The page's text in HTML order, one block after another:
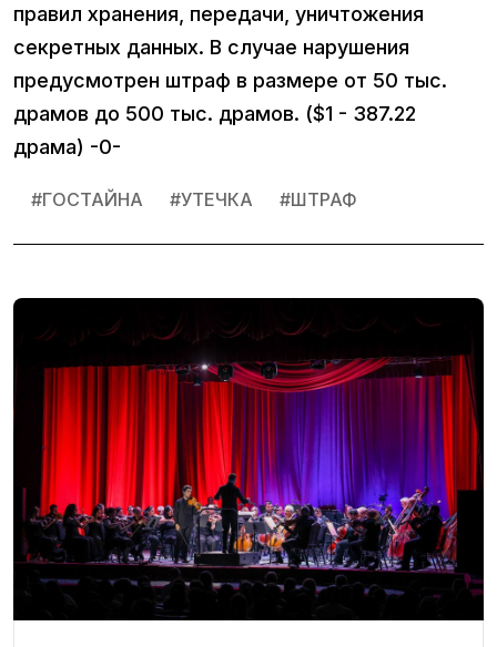
правил хранения, передачи, уничтожения
секретных данных. В случае нарушения
предусмотрен штраф в размере от 50 тыс.
драмов до 500 тыс. драмов. ($1 - 387.22
драма) -0-
#ГОСТАЙНА #УТЕЧКА #ШТРАФ